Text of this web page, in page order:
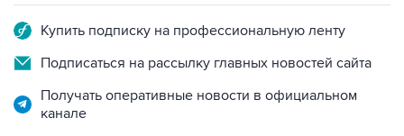
Купить подписку на профессиональную ленту
Подписаться на рассылку главных новостей сайта
Получать оперативные новости в официальном
канале